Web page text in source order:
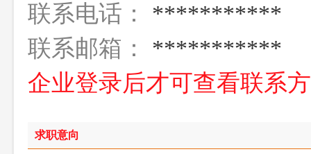
联系电话：
***********
联系邮箱：
***********
企业登录后才可查看联
求职意向